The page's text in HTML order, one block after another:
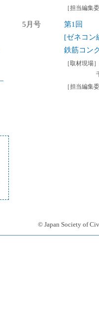
［担当編集
5月号
第1回
[ゼネコン
鉄筋コン
［取材現場］
［担当編集
© Japan Society of